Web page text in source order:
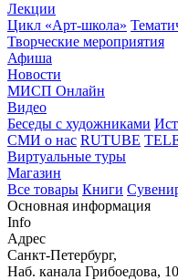
Лекции
Цикл «Арт-школа»
Творческие мероприятия
Афиша
Новости
МИСП Онлайн
Видео
Беседы с художниками
СМИ о нас RUTUBE
Виртуальные туры
Магазин
Все товары Книги
Основная информация
Info
Адрес
Санкт-Петербург,
Наб. канала Грибоедова,